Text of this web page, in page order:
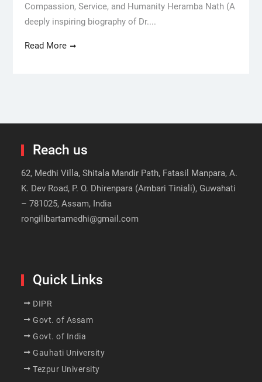
Compassion, Service, and Humanity Heramba Nath (A
deeply inspiring biography of Dr....
Read More
Reach us
62, Medhi Villa, Shitala Mandir Path, Fatasil Manpara, A.
K. Dev Road, P. O. Dhirenpara (Ambari Tiniali), Guwahati
– 781025, Assam, India
rongilibartamedhi@gmail.com
Quick Links
DIPR
Govt. of Assam
Govt. of India
Gauhati University
Tezpur University